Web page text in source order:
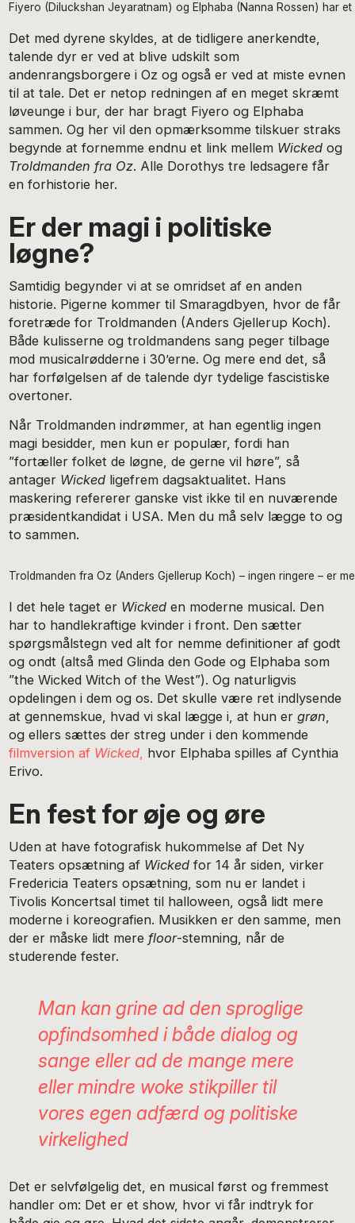
Fiyero (Diluckshan Jeyaratnam) og Elphaba (Nanna Rossen) har
Det med dyrene skyldes, at de tidligere anerkendte,
talende dyr er ved at blive udskilt som
andenrangsborgere i Oz og også er ved at miste evnen
til at tale. Det er netop redningen af en meget skræmt
løveunge i bur, der har bragt Fiyero og Elphaba
sammen. Og her vil den opmærksomme tilskuer straks
begynde at fornemme endnu et link mellem Wicked og
Troldmanden fra Oz. Alle Dorothys tre ledsagere får
en forhistorie her.
Er der magi i politiske
løgne?
Samtidig begynder vi at se omridset af en anden
historie. Pigerne kommer til Smaragdbyen, hvor de får
foretræde for Troldmanden (Anders Gjellerup Koch).
Både kulisserne og troldmandens sang peger tilbage
mod musicalrødderne i 30’erne. Og mere end det, så
har forfølgelsen af de talende dyr tydelige fascistiske
overtoner.
Når Troldmanden indrømmer, at han egentlig ingen
magi besidder, men kun er populær, fordi han
”fortæller folket de løgne, de gerne vil høre”, så
antager Wicked ligefrem dagsaktualitet. Hans
maskering refererer ganske vist ikke til en nuværende
præsidentkandidat i USA. Men du må selv lægge to og
to sammen.
Troldmanden fra Oz (Anders Gjellerup Koch) – ingen ringere – er
I det hele taget er Wicked en moderne musical. Den
har to handlekraftige kvinder i front. Den sætter
spørgsmålstegn ved alt for nemme definitioner af godt
og ondt (altså med Glinda den Gode og Elphaba som
”the Wicked Witch of the West”). Og naturligvis
opdelingen i dem og os. Det skulle være ret indlysende
at gennemskue, hvad vi skal lægge i, at hun ergrøn,
og ellers sættes der streg under i den kommende
filmversion af Wicked, hvor Elphaba spilles af Cynthia
Erivo.
En fest for øje og øre
Uden at have fotografisk hukommelse af Det Ny
Teaters opsætning af Wicked for 14 år siden, virker
Fredericia Teaters opsætning, som nu er landet i
Tivolis Koncertsal timet til halloween, også lidt mere
moderne i koreografien. Musikken er den samme, men
der er måske lidt merefloor-stemning, når de
studerende fester.
Man kan grine ad den sproglige
opfindsomhed i både dialog og
sange eller ad de mange mere
eller mindre woke stikpiller til
vores egen adfærd og politiske
virkelighed
Det er selvfølgelig det, en musical først og fremmest
handler om: Det er et show, hvor vi får indtryk for